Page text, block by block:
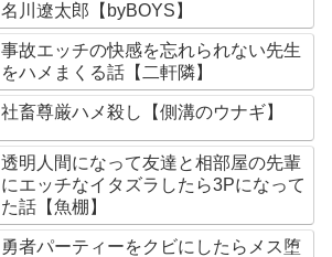
名川遼太郎【byBOYS】
事故エッチの快感を忘れられない先生
をハメまくる話【二軒隣】
社畜尊厳ハメ殺し【側溝のウナギ】
透明人間になって友達と相部屋の先輩
にエッチなイタズラしたら3Pになって
た話【魚棚】
勇者パーティーをクビにしたらメス堕